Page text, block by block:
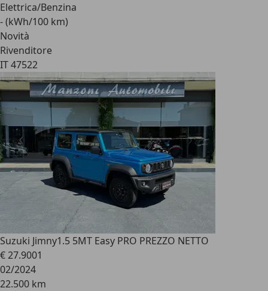
Elettrica/Benzina
- (kWh/100 km)
Novità
Rivenditore
IT 47522
Suzuki Jimny1.5 5MT Easy PRO PREZZO NETTO
€ 27.9001
02/2024
22.500 km